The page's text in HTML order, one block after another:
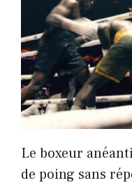
Le boxeur
de poing sans